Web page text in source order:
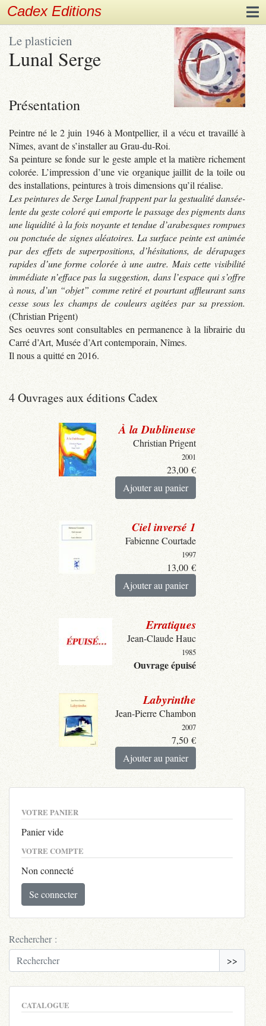
Cadex Editions
Le plasticien
Lunal Serge
Présentation
Peintre né le 2 juin 1946 à Montpellier, il a vécu et travaillé à
Nîmes, avant de s’installer au Grau-du-Roi.
Sa peinture se fonde sur le geste ample et la matière richement
colorée. L’impression d’une vie organique jaillit de la toile ou
des installations, peintures à trois dimensions qu’il réalise.
Les peintures de Serge Lunal frappent par la gestualité dansée-
lente du geste coloré qui emporte le passage des pigments dans
une liquidité à la fois noyante et tendue d’arabesques rompues
ou ponctuée de signes aléatoires. La surface peinte est animée
par des effets de superpositions, d’hésitations, de dérapages
rapides d’une forme colorée à une autre. Mais cette visibilité
immédiate n’efface pas la suggestion, dans l’espace qui s’offre
à nous, d’un “objet” comme retiré et pourtant affleurant sans
cesse sous les champs de couleurs agitées par sa pression.
(Christian Prigent)
Ses oeuvres sont consultables en permanence à la librairie du
Carré d’Art, Musée d’Art contemporain, Nîmes.
Il nous a quitté en 2016.
4 Ouvrages aux éditions Cadex
À la Dublineuse
Christian Prigent
2001
23,00 €
Ajouter au panier
Ciel inversé 1
Fabienne Courtade
1997
13,00 €
Ajouter au panier
Erratiques
Jean-Claude Hauc
1985
Ouvrage épuisé
Labyrinthe
Jean-Pierre Chambon
2007
7,50 €
Ajouter au panier
VOTRE PANIER
Panier vide
VOTRE COMPTE
Non connecté
Se connecter
Rechercher :
>>
CATALOGUE